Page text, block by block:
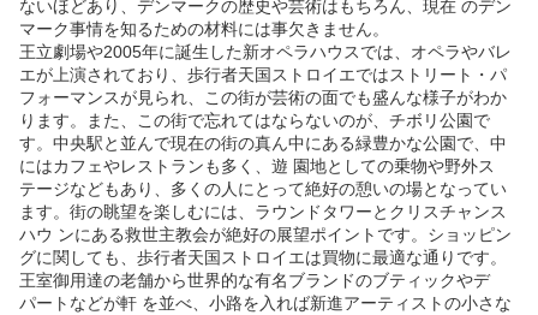
ないほどあり、デンマークの歴史や芸術はもちろん、現在 のデン
マーク事情を知るための材料には事欠きません。
王立劇場や2005年に誕生した新オペラハウスでは、オペラやバレ
エが上演されており、歩行者天国ストロイエではストリート・パ
フォーマンスが見られ、この街が芸術の面でも盛んな様子がわか
ります。また、この街で忘れてはならないのが、チボリ公園で
す。中央駅と並んで現在の街の真ん中にある緑豊かな公園で、中
にはカフェやレストランも多く、遊 園地としての乗物や野外ス
テージなどもあり、多くの人にとって絶好の憩いの場となってい
ます。街の眺望を楽しむには、ラウンドタワーとクリスチャンス
ハウ ンにある救世主教会が絶好の展望ポイントです。ショッピン
グに関しても、歩行者天国ストロイエは買物に最適な通りです。
王室御用達の老舗から世界的な有名ブランドのブティックやデ
パートなどが軒 を並べ、小路を入れば新進アーティストの小さな